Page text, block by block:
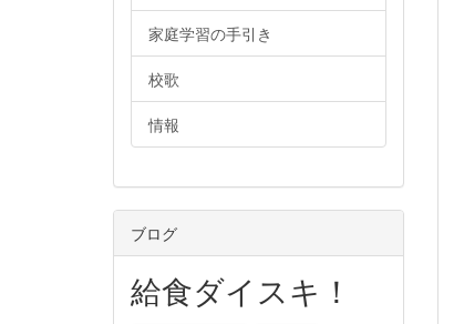
家庭学習の手引き
校歌
情報
ブログ
給食ダイスキ！